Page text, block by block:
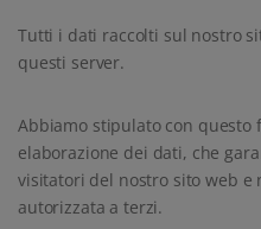
Tutti i dati raccolti sul nostro
questi server.
Abbiamo stipulato con questo
elaborazione dei dati, che
visitatori del nostro sito web e
autorizzata a terzi.